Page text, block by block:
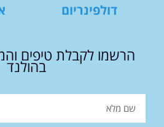
דולפינריום
הרשמו לקבלת טיפים
בהולנד